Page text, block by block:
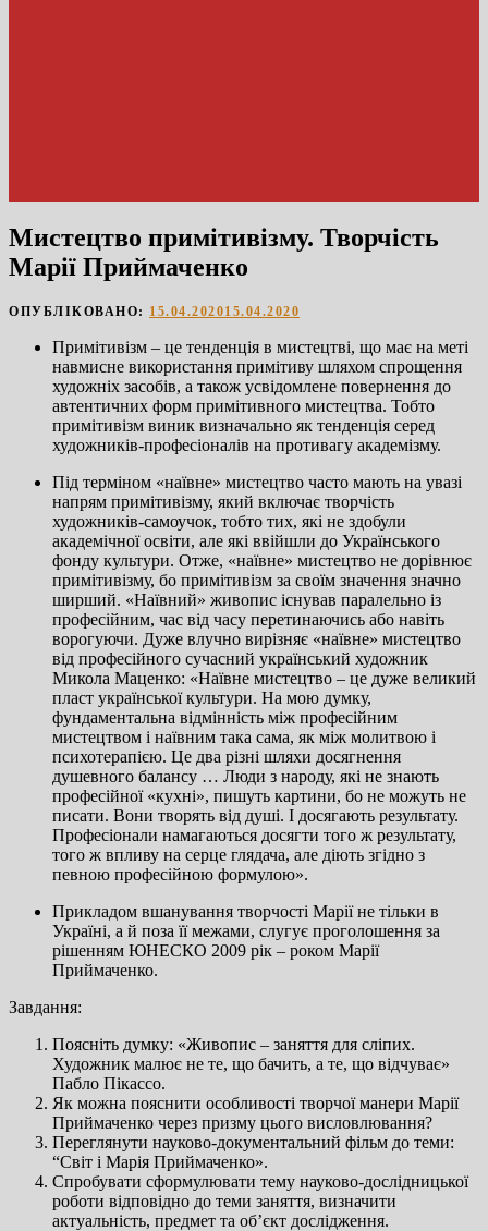
Мистецтво примітивізму. Творчість
Марії Приймаченко
ОПУБЛІКОВАНО: 15.04.202015.04.2020
Примітивізм – це тенденція в мистецтві, що має на меті
навмисне використання примітиву шляхом спрощення
художніх засобів, а також усвідомлене повернення до
автентичних форм примітивного мистецтва. Тобто
примітивізм виник визначально як тенденція серед
художників-професіоналів на противагу академізму.
Під терміном «наївне» мистецтво часто мають на увазі
напрям примітивізму, який включає творчість
художників-самоучок, тобто тих, які не здобули
академічної освіти, але які ввійшли до Українського
фонду культури. Отже, «наївне» мистецтво не дорівнює
примітивізму, бо примітивізм за своїм значення значно
ширший. «Наївний» живопис існував паралельно із
професійним, час від часу перетинаючись або навіть
ворогуючи. Дуже влучно вирізняє «наївне» мистецтво
від професійного сучасний український художник
Микола Маценко: «Наївне мистецтво – це дуже великий
пласт української культури. На мою думку,
фундаментальна відмінність між професійним
мистецтвом і наївним така сама, як між молитвою і
психотерапією. Це два різні шляхи досягнення
душевного балансу … Люди з народу, які не знають
професійної «кухні», пишуть картини, бо не можуть не
писати. Вони творять від душі. І досягають результату.
Професіонали намагаються досягти того ж результату,
того ж впливу на серце глядача, але діють згідно з
певною професійною формулою».
Прикладом вшанування творчості Марії не тільки в
Україні, а й поза її межами, слугує проголошення за
рішенням ЮНЕСКО 2009 рік – роком Марії
Приймаченко.
Завдання:
Поясніть думку: «Живопис – заняття для сліпих.
Художник малює не те, що бачить, а те, що відчуває»
Пабло Пікассо.
Як можна пояснити особливості творчої манери Марії
Приймаченко через призму цього висловлювання?
Переглянути науково-документальний фільм до теми:
“Світ і Марія Приймаченко».
Спробувати сформулювати тему науково-дослідницької
роботи відповідно до теми заняття, визначити
актуальність, предмет та об’єкт дослідження.